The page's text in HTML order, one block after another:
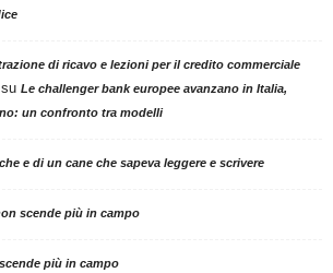
di ricavo e lezioni per il credito commerciale
Le challenger bank europee avanzano in Italia,
un confronto tra modelli
e di un cane che sapeva leggere e scrivere
scende più in campo
più in campo